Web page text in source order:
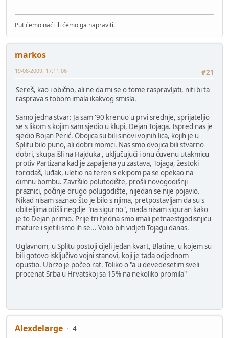
Put ćemo naći ili ćemo ga napraviti.
markos
#21
19-08-2009, 17:11:06
Sereš, kao i obično, ali ne da mi se o tome raspravljati, niti bi ta
rasprava s tobom imala ikakvog smisla.
Samo jedna stvar: Ja sam '90 krenuo u prvi srednje, sprijateljio
se s likom s kojim sam sjedio u klupi, Dejan Tojaga. Ispred nas je
sjedio Bojan Perić. Obojica su bili sinovi vojnih lica, kojih je u
Splitu bilo puno, ali dobri momci. Nas smo dvojica bili stvarno
dobri, skupa išli na Hajduka , uključujući i onu čuvenu utakmicu
protiv Partizana kad je zapaljena yu zastava, Tojaga, žestoki
torcidaš, luđak, uletio na teren s ekipom pa se opekao na
dimnu bombu. Završilo polutodište, prošli novogodišnji
praznici, počinje drugo polugodište, nijedan se nije pojavio.
Nikad nisam saznao što je bilo s njima, pretpostavljam da su s
obiteljima otišli negdje "na sigurno", mada nisam siguran kako
je to Dejan primio. Prije tri tjedna smo imali petnaestgodisnjicu
mature i sjetili smo ih se... Volio bih vidjeti Tojagu danas.
Uglavnom, u Splitu postoji cijeli jedan kvart, Blatine, u kojem su
bili gotovo isključivo vojni stanovi, koji je tada odjednom
opustio. Ubrzo je počeo rat. Toliko o "a u devedesetim sveli
procenat Srba u Hrvatskoj sa 15% na nekoliko promila"
Alexdelarge
4